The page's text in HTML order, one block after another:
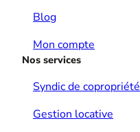
Blog
Mon compte
Nos services
Syndic de copropriété
Gestion locative